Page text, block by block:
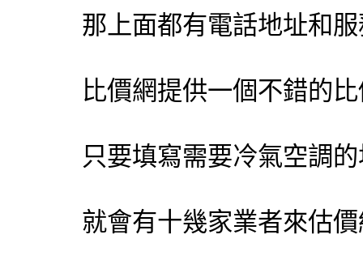
那上面都有電話地址和
比價網提供一個不錯的
只要填寫需要冷氣空調
就會有十幾家業者來估